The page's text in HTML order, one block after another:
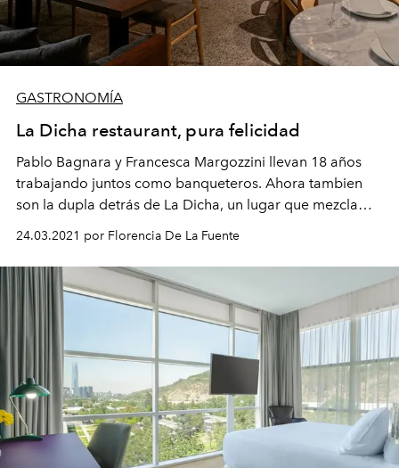
GASTRONOMÍA
La Dicha restaurant, pura felicidad
Pablo Bagnara y Francesca Margozzini llevan 18 años
trabajando juntos como banqueteros. Ahora tambien
son la dupla detrás de La Dicha, un lugar que mezcla
gastronomia, decoración y muchas plantas.
24.03.2021 por Florencia De La Fuente